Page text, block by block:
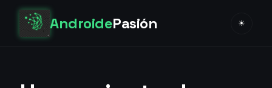
AndroidePasión ☀